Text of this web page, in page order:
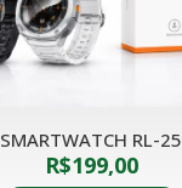
SMARTWATCH RL-25
R$199,00